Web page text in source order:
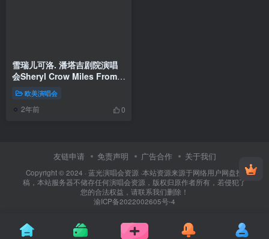
雪瑞儿可洛. 潘塔吉剧院演唱
会Sheryl Crow Miles From
Memphis 2011《BDMV
38.1G》
欧美演唱会
2年前 0
友链申请 免责声明 广告合作 关于我们
Copyright © 2024 · 蓝光演唱会资源 ·本站资源来源于网络用户网盘投
稿，本站服务器不储存任何演唱会资源，版权归原作者所有，若侵犯了
您的合法权益，请联系我们删除！
渝ICP备2022002605号-4